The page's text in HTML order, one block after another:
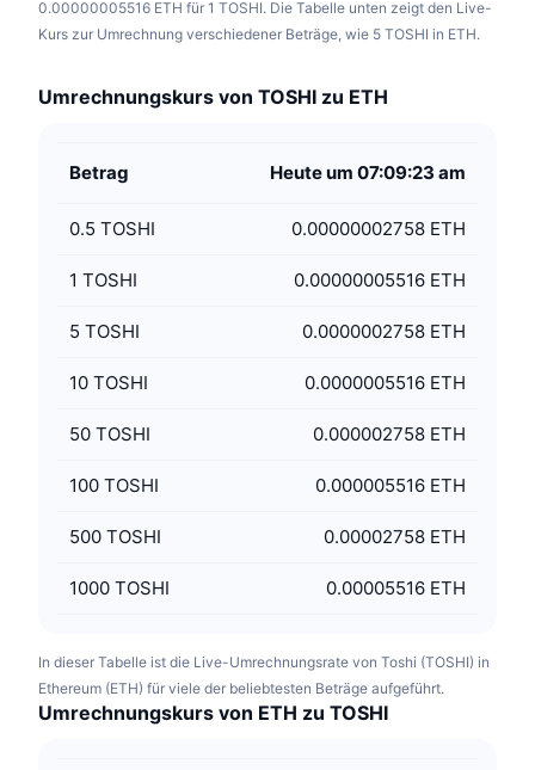
0.00000005516 ETH für 1 TOSHI. Die Tabelle unten zeigt den Live-
Kurs zur Umrechnung verschiedener Beträge, wie 5 TOSHI in ETH.
Umrechnungskurs von TOSHI zu ETH
Betrag Heute um 07:09:23 am
0.5 TOSHI 0.00000002758 ETH
1 TOSHI 0.00000005516 ETH
5 TOSHI 0.0000002758 ETH
10 TOSHI 0.0000005516 ETH
50 TOSHI 0.000002758 ETH
100 TOSHI 0.000005516 ETH
500 TOSHI 0.00002758 ETH
1000 TOSHI 0.00005516 ETH
In dieser Tabelle ist die Live-Umrechnungsrate von Toshi (TOSHI) in
Ethereum (ETH) für viele der beliebtesten Beträge aufgeführt.
Umrechnungskurs von ETH zu TOSHI